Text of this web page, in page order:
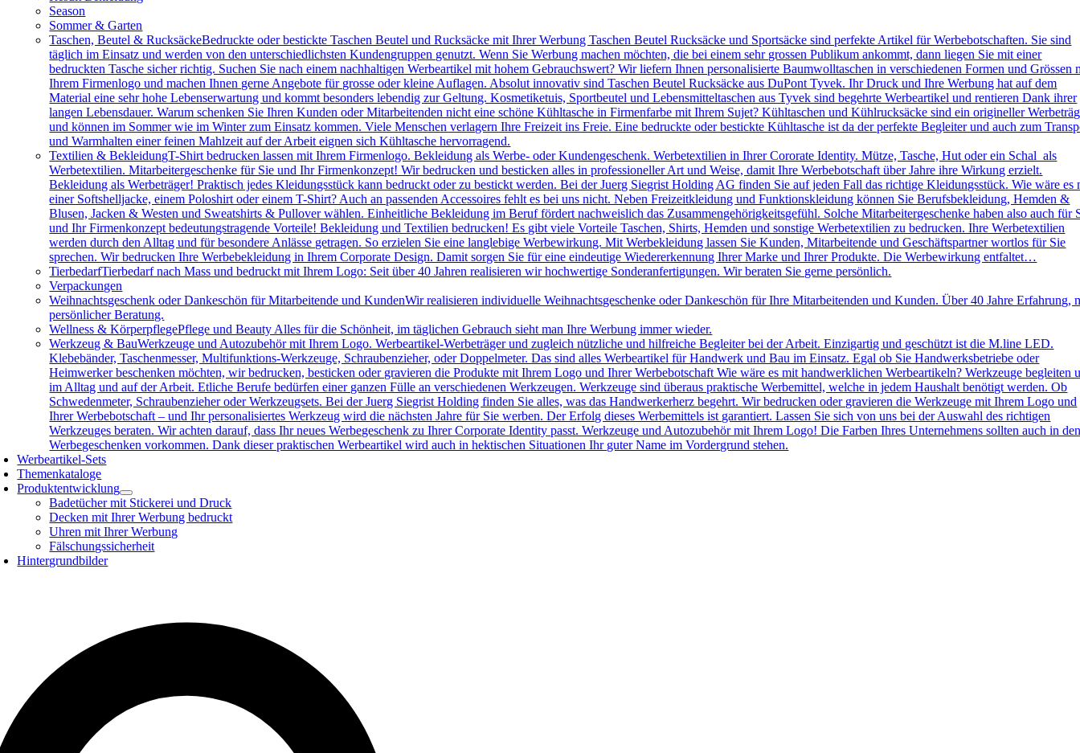
Season
Sommer & Garten
Taschen, Beutel & RucksäckeBedruckte oder bestickte Taschen Beutel und Rucksäcke mit Ihrer Werbung Taschen Beutel Rucksäcke und Sportsäcke sind perfekte Artikel für Werbebotschaften. Sie sind
täglich im Einsatz und werden von den unterschiedlichsten Kundengruppen genutzt. Wenn Sie Werbung machen möchten, die bei einem sehr grossen Publikum ankommt, dann liegen Sie mit einer
bedruckten Tasche sicher richtig. Suchen Sie nach einem nachhaltigen Werbeartikel mit hohem Gebrauchswert? Wir liefern Ihnen personalisierte Baumwolltaschen in verschiedenen Formen und Grössen
Ihrem Firmenlogo und machen Ihnen gerne Angebote für grosse oder kleine Auflagen. Absolut innovativ sind Taschen Beutel Rucksäcke aus DuPont Tyvek. Ihr Druck und Ihre Werbung hat auf dem
Material eine sehr hohe Lebenserwartung und kommt besonders lebendig zur Geltung. Kosmetiketuis, Sportbeutel und Lebensmitteltaschen aus Tyvek sind begehrte Werbeartikel und rentieren Dank ihrer
langen Lebensdauer. Warum schenken Sie Ihren Kunden oder Mitarbeitenden nicht eine schöne Kühltasche in Firmenfarbe mit Ihrem Sujet? Kühltaschen und Kühlrucksäcke sind ein origineller
und können im Sommer wie im Winter zum Einsatz kommen. Viele Menschen verlagern Ihre Freizeit ins Freie. Eine bedruckte oder bestickte Kühltasche ist da der perfekte Begleiter und auch zum
und Warmhalten einer feinen Mahlzeit auf der Arbeit eignen sich Kühltasche hervorragend.
Textilien & BekleidungT-Shirt bedrucken lassen mit Ihrem Firmenlogo. Bekleidung als Werbe- oder Kundengeschenk. Werbetextilien in Ihrer Cororate Identity. Mütze, Tasche, Hut oder ein Schal als
Werbetextilien. Mitarbeitergeschenke für Sie und Ihr Firmenkonzept! Wir bedrucken und besticken alles in professioneller Art und Weise, damit Ihre Werbebotschaft über Jahre ihre Wirkung erzielt.
Bekleidung als Werbeträger! Praktisch jedes Kleidungsstück kann bedruckt oder zu bestickt werden. Bei der Juerg Siegrist Holding AG finden Sie auf jeden Fall das richtige Kleidungsstück. Wie wäre es
einer Softshelljacke, einem Poloshirt oder einem T-Shirt? Auch an passenden Accessoires fehlt es bei uns nicht. Neben Freizeitkleidung und Funktionskleidung können Sie Berufsbekleidung, Hemden &
Blusen, Jacken & Westen und Sweatshirts & Pullover wählen. Einheitliche Bekleidung im Beruf fördert nachweislich das Zusammengehörigkeitsgefühl. Solche Mitarbeitergeschenke haben also auch für
und Ihr Firmenkonzept bedeutungstragende Vorteile! Bekleidung und Textilien bedrucken! Es gibt viele Vorteile Taschen, Shirts, Hemden und sonstige Werbetextilien zu bedrucken. Ihre Werbetextilien
werden durch den Alltag und für besondere Anlässe getragen. So erzielen Sie eine langlebige Werbewirkung. Mit Werbekleidung lassen Sie Kunden, Mitarbeitende und Geschäftspartner wortlos für Sie
sprechen. Wir bedrucken Ihre Werbebekleidung in Ihrem Corporate Design. Damit sorgen Sie für eine eindeutige Wiedererkennung Ihrer Marke und Ihrer Produkte. Die Werbewirkung entfaltet…
TierbedarfTierbedarf nach Mass und bedruckt mit Ihrem Logo: Seit über 40 Jahren realisieren wir hochwertige Sonderanfertigungen. Wir beraten Sie gerne persönlich.
Verpackungen
Weihnachtsgeschenk oder Dankeschön für Mitarbeitende und KundenWir realisieren individuelle Weihnachtsgeschenke oder Dankeschön für Ihre Mitarbeitenden und Kunden. Über 40 Jahre Erfahrung,
persönlicher Beratung.
Wellness & KörperpflegePflege und Beauty Alles für die Schönheit, im täglichen Gebrauch sieht man Ihre Werbung immer wieder.
Werkzeug & BauWerkzeuge und Autozubehör mit Ihrem Logo. Werbeartikel-Werbeträger und zugleich nützliche und hilfreiche Begleiter bei der Arbeit. Einzigartig und geschützt ist die M.line LED.
Klebebänder, Taschenmesser, Multifunktions-Werkzeuge, Schraubenzieher, oder Doppelmeter. Das sind alles Werbeartikel für Handwerk und Bau im Einsatz. Egal ob Sie Handwerksbetriebe oder
Heimwerker beschenken möchten, wir bedrucken, besticken oder gravieren die Produkte mit Ihrem Logo und Ihrer Werbebotschaft Wie wäre es mit handwerklichen Werbeartikeln? Werkzeuge begleiten
im Alltag und auf der Arbeit. Etliche Berufe bedürfen einer ganzen Fülle an verschiedenen Werkzeugen. Werkzeuge sind überaus praktische Werbemittel, welche in jedem Haushalt benötigt werden. Ob
Schwedenmeter, Schraubenzieher oder Werkzeugsets. Bei der Juerg Siegrist Holding finden Sie alles, was das Handwerkerherz begehrt. Wir bedrucken oder gravieren die Werkzeuge mit Ihrem Logo und
Ihrer Werbebotschaft – und Ihr personalisiertes Werkzeug wird die nächsten Jahre für Sie werben. Der Erfolg dieses Werbemittels ist garantiert. Lassen Sie sich von uns bei der Auswahl des richtigen
Werkzeuges beraten. Wir achten darauf, dass Ihr neues Werbegeschenk zu Ihrer Corporate Identity passt. Werkzeuge und Autozubehör mit Ihrem Logo! Die Farben Ihres Unternehmens sollten auch in
Werbegeschenken vorkommen. Dank dieser praktischen Werbeartikel wird auch in hektischen Situationen Ihr guter Name im Vordergrund stehen.
Werbeartikel-Sets
Themenkataloge
Produktentwicklung
Badetücher mit Stickerei und Druck
Decken mit Ihrer Werbung bedruckt
Uhren mit Ihrer Werbung
Fälschungssicherheit
Hintergrundbilder